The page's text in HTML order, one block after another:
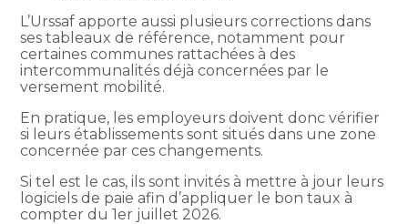
L’Urssaf apporte aussi plusieurs corrections dans
ses tableaux de référence, notamment pour
certaines communes rattachées à des
intercommunalités déjà concernées par le
versement mobilité.
En pratique, les employeurs doivent donc vérifier
si leurs établissements sont situés dans une zone
concernée par ces changements.
Si tel est le cas, ils sont invités à mettre à jour leurs
logiciels de paie afin d’appliquer le bon taux à
compter du 1er juillet 2026.